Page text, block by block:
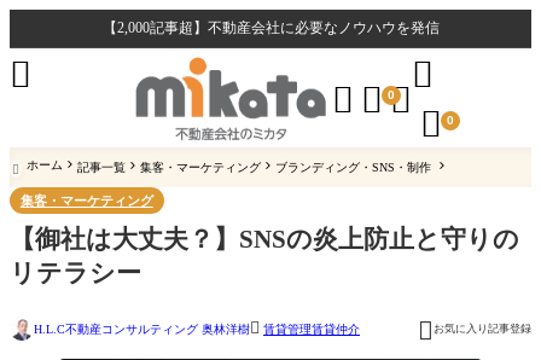
【2,000記事超】不動産会社に必要なノウハウを発信
  0

 0

 ホーム 記事一覧 集客・マーケティング ブランディング・SNS・制作
集客・マーケティング
【御社は大丈夫？】SNSの炎上防止と守りの
リテラシー
H.L.C不動産コンサルティング 奥林洋樹 賃貸管理賃貸仲介  お気に入り記事登録